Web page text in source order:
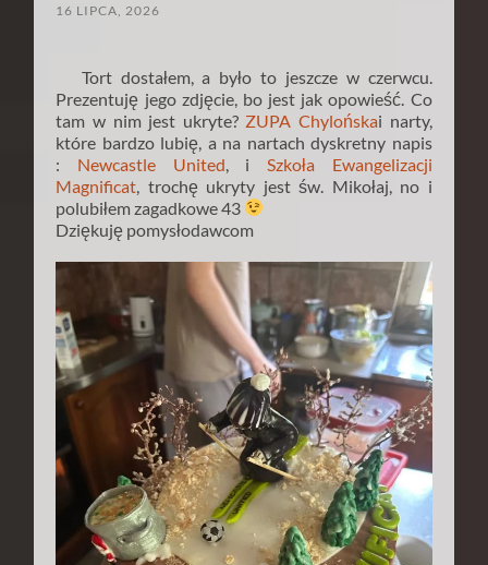
16 LIPCA, 2026
Tort dostałem, a było to jeszcze w czerwcu.
Prezentuję jego zdjęcie, bo jest jak opowieść. Co
tam w nim jest ukryte? ZUPA Chylońskai narty,
które bardzo lubię, a na nartach dyskretny napis
: Newcastle United , i Szkoła Ewangelizacji
Magnificat , trochę ukryty jest św. Mikołaj, no i
polubiłem zagadkowe 43
Dziękuję pomysłodawcom